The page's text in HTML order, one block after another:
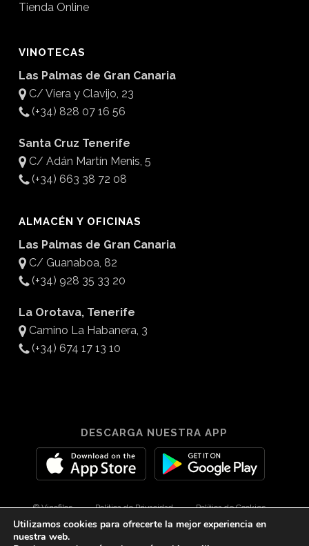
Tienda Online
VINOTECAS
Las Palmas de Gran Canaria
C/ Viera y Clavijo, 23
(+34) 828 07 16 56
Santa Cruz Tenerife
C/ Adán Martín Menis, 5
(+34) 663 38 72 08
ALMACÉN Y OFICINAS
Las Palmas de Gran Canaria
C/ Guanaboa, 82
(+34) 928 35 33 20
La Orotava, Tenerife
Camino La Habanera, 3
(+34) 674 17 13 10
DESCARGA NUESTRA APP
© Vinofilos Política de Privacidad Política de Cookies
Aviso Legal Diseño por 3Com Maketing
Utilizamos cookies para ofrecerte la mejor experiencia en
nuestra web.